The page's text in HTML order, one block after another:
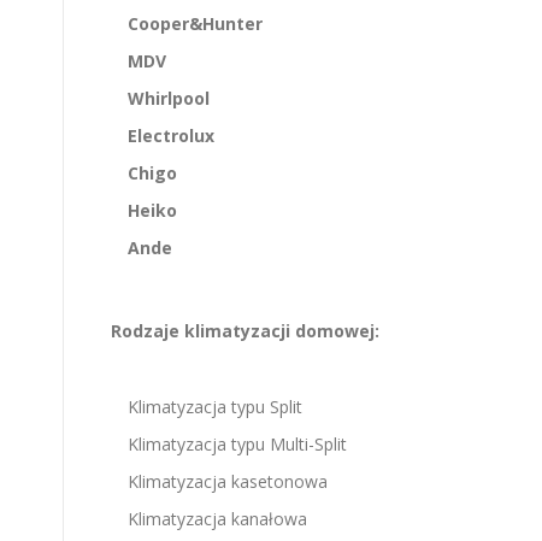
Cooper&Hunter
MDV
Whirlpool
Electrolux
Chigo
Heiko
Ande
Rodzaje klimatyzacji domowej:
Klimatyzacja typu Split
Klimatyzacja typu Multi-Split
Klimatyzacja kasetonowa
Klimatyzacja kanałowa